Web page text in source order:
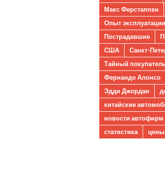
Макс Ферстаппен
Опыт эксплуатации
Пострадавшие
США
Санкт-
Тайный
Фернандо Алонсо
Эдди Джордан
китайские
новости автофирм
статистика
цены